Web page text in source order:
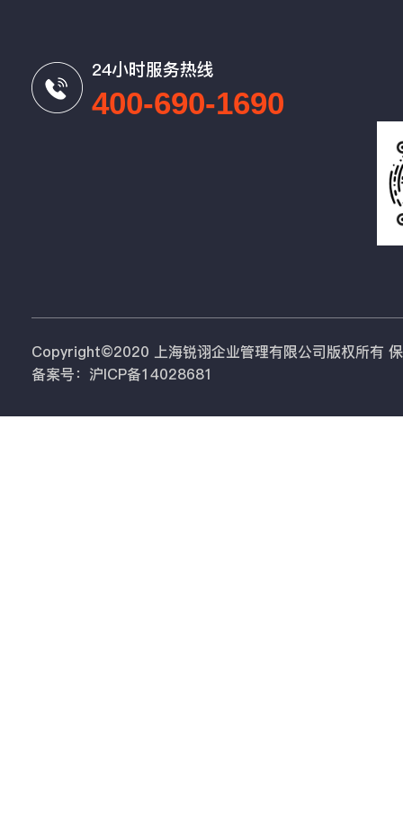
24小时服务热线
400-690-1690
Copyright©2020 上海锐诩企业管理有限公司版权所有
备案号：沪ICP备14028681